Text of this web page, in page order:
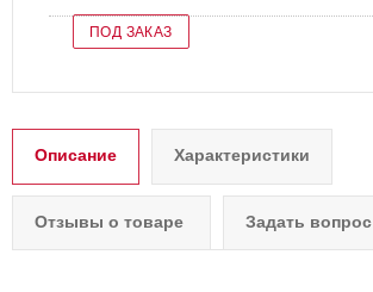
ПОД ЗАКАЗ
Описание Характеристики
Отзывы о товаре Задать вопрос